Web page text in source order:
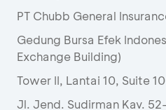
PT Chubb General
Gedung Bursa Efek
Exchange Building)
Tower II, Lantai 10, Suite
Jl. Jend. Sudirman Kav.